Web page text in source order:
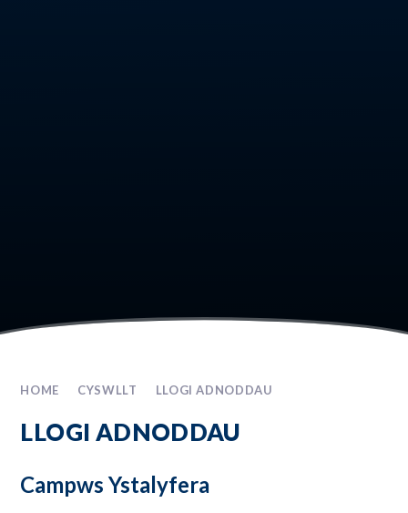
HOME CYSWLLT LLOGI ADNODDAU
LLOGI ADNODDAU
Campws Ystalyfera